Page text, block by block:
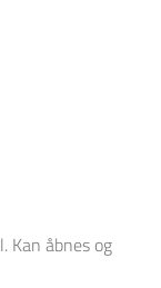
Kan åbnes og